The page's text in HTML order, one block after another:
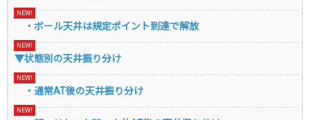
・ボール天井は規定ポイント到達で解放
▼状態別の天井振り分け
・通常AT後の天井振り分け